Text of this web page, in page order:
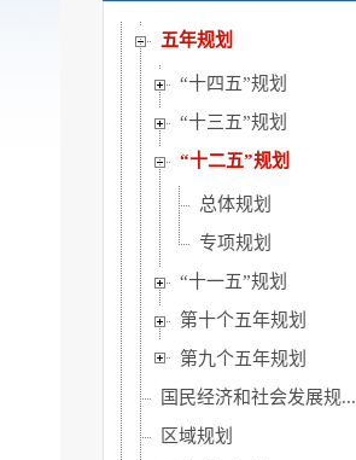
五年规划
“十四五”规划
“十三五”规划
“十二五”规划
总体规划
专项规划
“十一五”规划
第十个五年规划
第九个五年规划
国民经济和社会发展规...
区域规划